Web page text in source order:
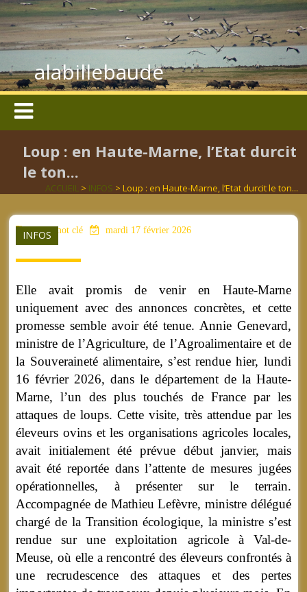
alabillebaude
Loup : en Haute-Marne, l’Etat durcit
le ton...
ACCUEIL> INFOS > Loup : en Haute-Marne, l’Etat durcit le ton...
INFOS
aucun mot clé mardi 17 février 2026
Elle avait promis de venir en Haute-Marne
uniquement avec des annonces concrètes, et cette
promesse semble avoir été tenue. Annie Genevard,
ministre de l’Agriculture, de l’Agroalimentaire et de
la Souveraineté alimentaire, s’est rendue hier, lundi
16 février 2026, dans le département de la Haute-
Marne, l’un des plus touchés de France par les
attaques de loups. Cette visite, très attendue par les
éleveurs ovins et les organisations agricoles locales,
avait initialement été prévue début janvier, mais
avait été reportée dans l’attente de mesures jugées
opérationnelles, à présenter sur le terrain.
Accompagnée de Mathieu Lefèvre, ministre délégué
chargé de la Transition écologique, la ministre s’est
rendue sur une exploitation agricole à Val-de-
Meuse, où elle a rencontré des éleveurs confrontés à
une recrudescence des attaques et des pertes